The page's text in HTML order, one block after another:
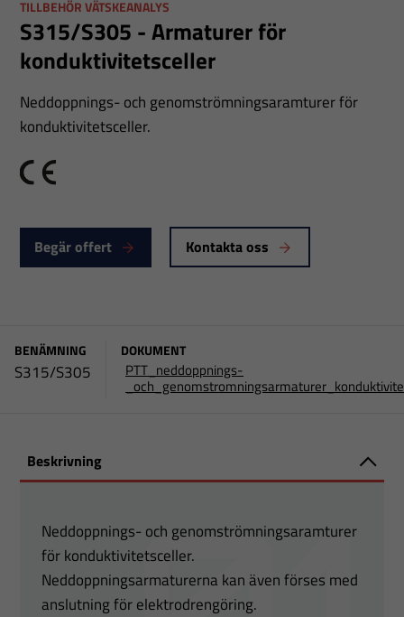
TILLBEHÖR VÄTSKEANALYS
S315/S305 - Armaturer för
konduktivitetsceller
Neddoppnings- och genomströmningsaramturer för
konduktivitetsceller.
CE
Begär offert Kontakta oss
BENÄMNING
S315/S305
DOKUMENT
PTT_neddoppnings-
Beskrivning
Neddoppnings- och genomströmningsaramturer
för konduktivitetsceller.
Neddoppningsarmaturerna kan även förses med
anslutning för elektrodrengöring.